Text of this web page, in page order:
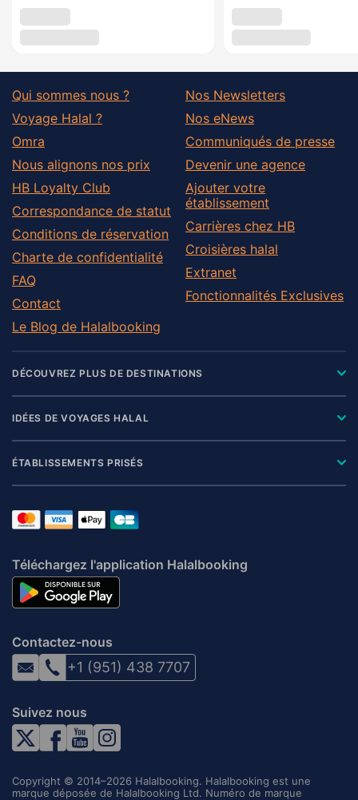
Qui sommes nous ?
Voyage Halal ?
Omra
Nous alignons nos prix
HB Loyalty Club
Correspondance de statut
Conditions de réservation
Charte de confidentialité
FAQ
Contact
Le Blog de Halalbooking
Nos Newsletters
Nos eNews
Communiqués de presse
Devenir une agence
Ajouter votre
établissement
Carrières chez HB
Croisières halal
Extranet
Fonctionnalités Exclusives
DÉCOUVREZ PLUS DE DESTINATIONS
IDÉES DE VOYAGES HALAL
ÉTABLISSEMENTS PRISÉS
Téléchargez l'application Halalbooking
Contactez-nous
+1 (951) 438 7707
Suivez nous
Copyright © 2014–2026 Halalbooking. Halalbooking est une
marque déposée de Halalbooking Ltd. Numéro de marque